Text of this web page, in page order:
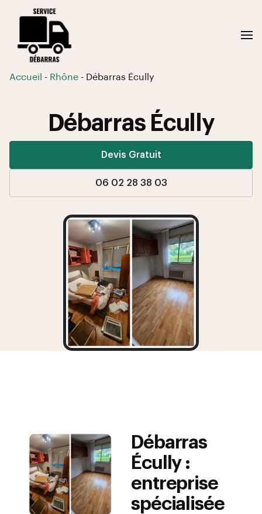
Accueil - Rhône - Débarras Écully
Débarras Écully
Devis Gratuit
06 02 28 38 03
Débarras
Écully :
entreprise
spécialisée